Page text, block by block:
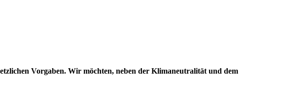
Vorgaben. Wir möchten, neben der Klimaneutralität und dem